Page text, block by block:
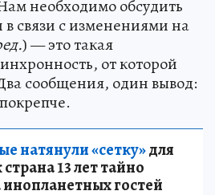
необходимо обсудить
в связи с изменениями на
) — это такая
от которой
сообщения, один вывод:
натянули «сетку»для
13 лет тайно
инопланетных гостей